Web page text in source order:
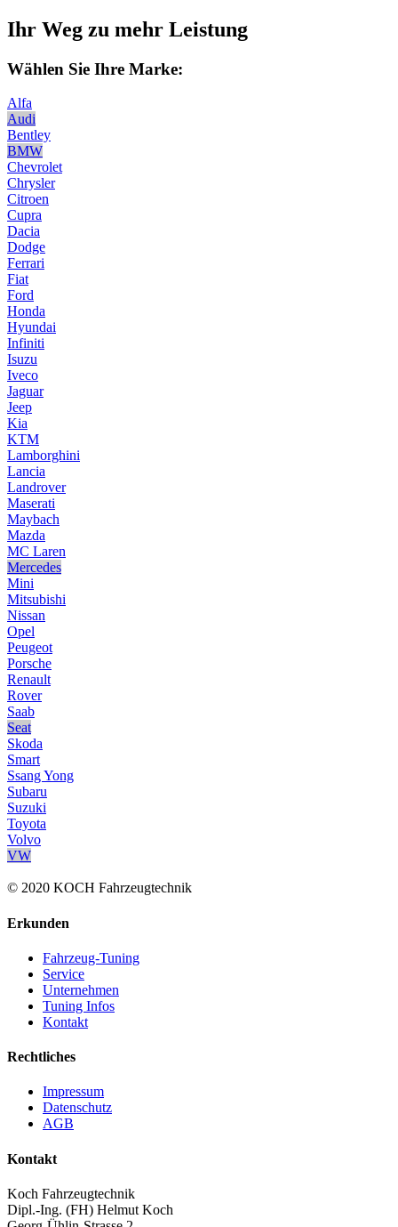
Ihr Weg zu mehr Leistung
Wählen Sie Ihre Marke:
Alfa
Audi
Bentley
BMW
Chevrolet
Chrysler
Citroen
Cupra
Dacia
Dodge
Ferrari
Fiat
Ford
Honda
Hyundai
Infiniti
Isuzu
Iveco
Jaguar
Jeep
Kia
KTM
Lamborghini
Lancia
Landrover
Maserati
Maybach
Mazda
MC Laren
Mercedes
Mini
Mitsubishi
Nissan
Opel
Peugeot
Porsche
Renault
Rover
Saab
Seat
Skoda
Smart
Ssang Yong
Subaru
Suzuki
Toyota
Volvo
VW
© 2020 KOCH Fahrzeugtechnik
Erkunden
Fahrzeug-Tuning
Service
Unternehmen
Tuning Infos
Kontakt
Rechtliches
Impressum
Datenschutz
AGB
Kontakt
Koch Fahrzeugtechnik
Dipl.-Ing. (FH) Helmut Koch